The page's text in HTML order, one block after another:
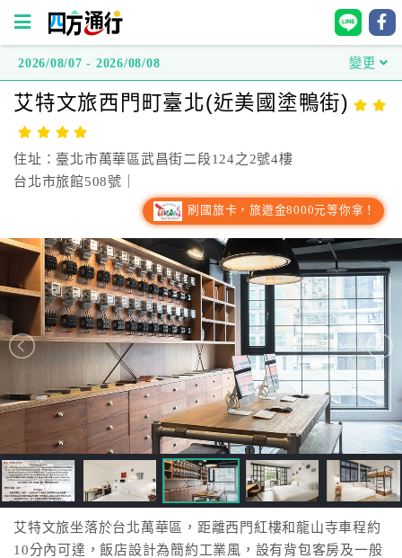
方
通
行
訂
台
灣
房
接
跟
飯
店
訂
房
HOT
2026/08/07 - 2026/08/08 變更
艾特文旅西門町臺北(近美國塗鴨街)
住址：臺北市萬華區武昌街二段124之2號4樓
台北市旅館508號｜
刷國旅卡，旅遊金8000元等你拿！
艾特文旅坐落於台北萬華區，距離西門紅樓和龍山寺車程約
10分內可達，飯店設計為簡約工業風，設有背包客房及一般